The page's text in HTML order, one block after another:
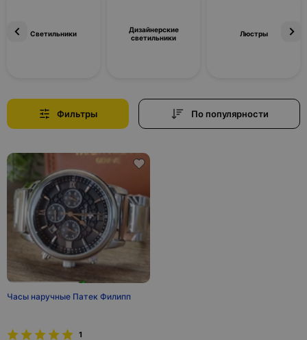
Светильники
Дизайнерские
светильники
Люстры
Фильтры По популярности
Часы наручные Патек Филипп
1